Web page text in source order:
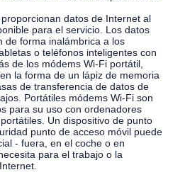
datos de Internet al
para el servicio. Los datos
de forma inalámbrica a los
o teléfonos inteligentes con
de los módems Wi-Fi portátil,
la forma de un lápiz de memoria
de transferencia de datos de
Portátiles módems Wi-Fi son
para su uso con ordenadores
Un dispositivo de punto
punto de acceso móvil puede
- fuera, en el coche o en
para el trabajo o la